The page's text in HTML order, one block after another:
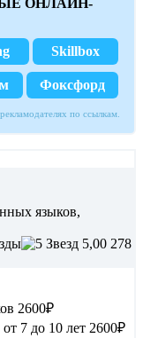
ОНЛАЙН-
Skillbox
Фоксфорд
по ссылкам.
языков,
5,00 278
2600₽
7 до 10 лет 2600₽